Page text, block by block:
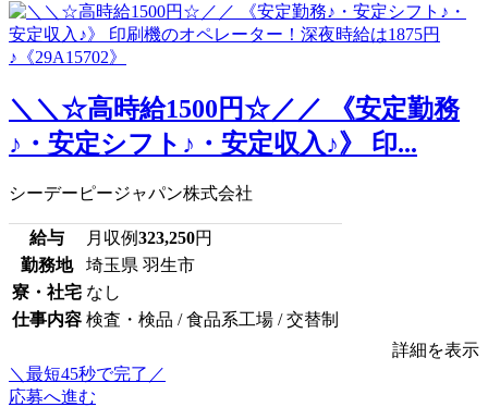
＼＼☆高時給1500円☆／／ 《安定勤務
♪・安定シフト♪・安定収入♪》 印...
シーデーピージャパン株式会社
給与 月収例323,250円
勤務地
埼玉県 羽生市
寮・社宅 なし
仕事内容 検査・検品 / 食品系工場 / 交替制
詳細を表示
＼最短45秒で完了／
応募へ進む